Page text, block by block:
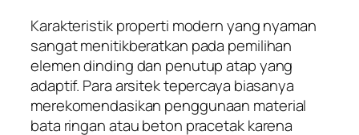
Karakteristik properti modern yang nyaman
sangat menitikberatkan pada pemilihan
elemen dinding dan penutup atap yang
adaptif. Para arsitek tepercaya biasanya
merekomendasikan penggunaan material
bata ringan atau beton pracetak karena